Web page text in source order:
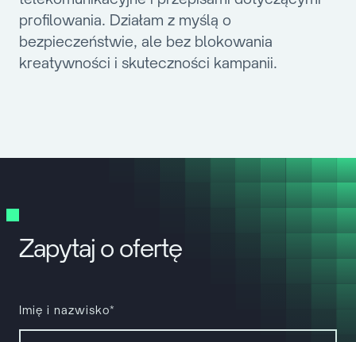
profilowania. Działam z myślą o
bezpieczeństwie, ale bez blokowania
kreatywności i skuteczności kampanii.
Zapytaj o ofertę
Imię i nazwisko*